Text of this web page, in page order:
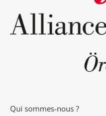
Qui sommes-nous ?